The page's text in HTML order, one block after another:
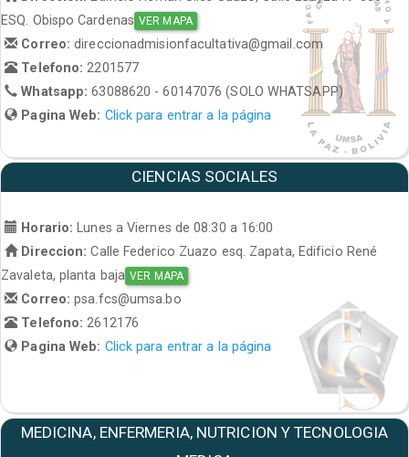
ESQ. Obispo Cardenas VER MAPA
Correo:direccionadmisionfacultativa@gmail.com
Telefono: 2201577
Whatsapp:63088620 - 60147076 (SOLO WHATSAPP)
Pagina Web: Click para entrar a la página
CIENCIAS SOCIALES
Horario:
Lunes a Viernes de 08:30 a 16:00
Direccion: Calle Federico Zuazo esq. Zapata, Edificio René
Zavaleta, planta baja VER MAPA
Correo:psa.fcs@umsa.bo
Telefono: 2612176
Pagina Web: Click para entrar a la página
MEDICINA, ENFERMERIA, NUTRICION Y TECNOLOGIA